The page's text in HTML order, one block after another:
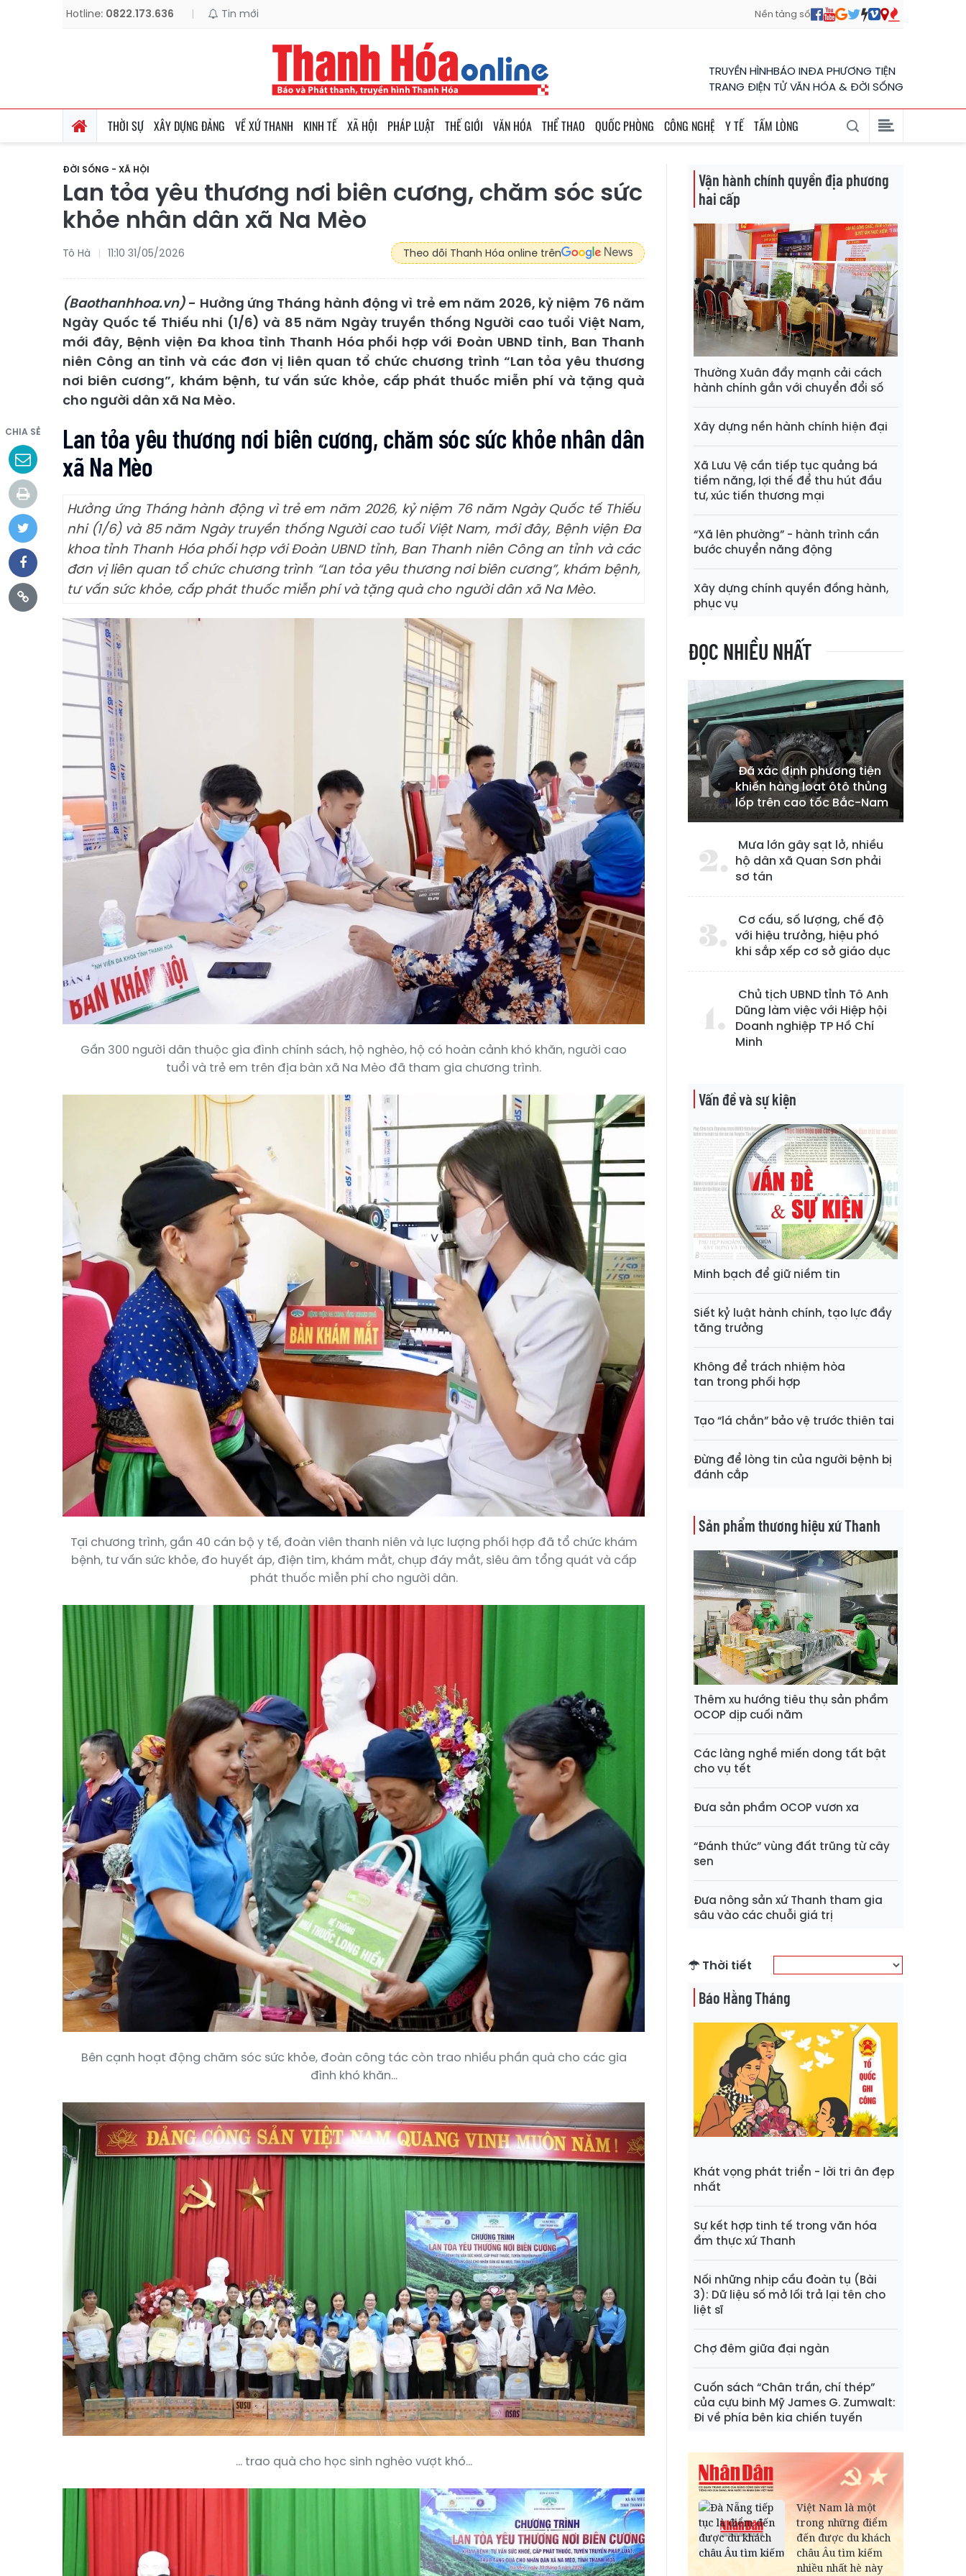
Hotline: 0822.173.636 | Tin mới Nền tảng số
TRUYỀN HÌNHBÁO INĐA PHƯƠNG TIỆN
TRANG ĐIỆN TỬ VĂN HÓA & ĐỜI SỐNG
THỜI SỰ XÂY DỰNG ĐẢNG VỀ XỨ THANH KINH TẾ XÃ HỘI PHÁP LUẬT THẾ GIỚI VĂN HÓA THỂ THAO QUỐC PHÒNG CÔNG NGHỆ Y TẾ TẤM LÒNG
ĐỜI SỐNG - XÃ HỘI
Lan tỏa yêu thương nơi biên cương, chăm sóc sức
khỏe nhân dân xã Na Mèo
Tô Hà 11:10 31/05/2026 Theo dõi Thanh Hóa online trên
(Baothanhhoa.vn) - Hưởng ứng Tháng hành động vì trẻ em năm 2026, kỷ niệm 76 năm
Ngày Quốc tế Thiếu nhi (1/6) và 85 năm Ngày truyền thống Người cao tuổi Việt Nam,
mới đây, Bệnh viện Đa khoa tỉnh Thanh Hóa phối hợp với Đoàn UBND tỉnh, Ban Thanh
niên Công an tỉnh và các đơn vị liên quan tổ chức chương trình “Lan tỏa yêu thương
nơi biên cương”, khám bệnh, tư vấn sức khỏe, cấp phát thuốc miễn phí và tặng quà
cho người dân xã Na Mèo.
CHIA SẺ
Lan tỏa yêu thương nơi biên cương, chăm sóc sức khỏe nhân dân
xã Na Mèo
Hưởng ứng Tháng hành động vì trẻ em năm 2026, kỷ niệm 76 năm Ngày Quốc tế Thiếu
nhi (1/6) và 85 năm Ngày truyền thống Người cao tuổi Việt Nam, mới đây, Bệnh viện Đa
khoa tỉnh Thanh Hóa phối hợp với Đoàn UBND tỉnh, Ban Thanh niên Công an tỉnh và các
đơn vị liên quan tổ chức chương trình “Lan tỏa yêu thương nơi biên cương”, khám bệnh,
tư vấn sức khỏe, cấp phát thuốc miễn phí và tặng quà cho người dân xã Na Mèo.
Gần 300 người dân thuộc gia đình chính sách, hộ nghèo, hộ có hoàn cảnh khó khăn, người cao
tuổi và trẻ em trên địa bàn xã Na Mèo đã tham gia chương trình.
Tại chương trình, gần 40 cán bộ y tế, đoàn viên thanh niên và lực lượng phối hợp đã tổ chức khám
bệnh, tư vấn sức khỏe, đo huyết áp, điện tim, khám mắt, chụp đáy mắt, siêu âm tổng quát và cấp
phát thuốc miễn phí cho người dân.
Bên cạnh hoạt động chăm sóc sức khỏe, đoàn công tác còn trao nhiều phần quà cho các gia
đình khó khăn...
... trao quà cho học sinh nghèo vượt khó...
Vận hành chính quyền địa phương
hai cấp
Thường Xuân đẩy mạnh cải cách
hành chính gắn với chuyển đổi số
Xây dựng nền hành chính hiện đại
Xã Lưu Vệ cần tiếp tục quảng bá
tiềm năng, lợi thế để thu hút đầu
tư, xúc tiến thương mại
“Xã lên phường” - hành trình cần
bước chuyển năng động
Xây dựng chính quyền đồng hành,
phục vụ
ĐỌC NHIỀU NHẤT
Đã xác định phương tiện
khiến hàng loạt ôtô thủng
lốp trên cao tốc Bắc-Nam
Mưa lớn gây sạt lở, nhiều
hộ dân xã Quan Sơn phải
sơ tán
Cơ cấu, số lượng, chế độ
với hiệu trưởng, hiệu phó
khi sắp xếp cơ sở giáo dục
Chủ tịch UBND tỉnh Tô Anh
Dũng làm việc với Hiệp hội
Doanh nghiệp TP Hồ Chí
Minh
Vấn đề và sự kiện
Minh bạch để giữ niềm tin
Siết kỷ luật hành chính, tạo lực đẩy
tăng trưởng
Không để trách nhiệm hòa
tan trong phối hợp
Tạo “lá chắn” bảo vệ trước thiên tai
Đừng để lòng tin của người bệnh bị
đánh cắp
Sản phẩm thương hiệu xứ Thanh
Thêm xu hướng tiêu thụ sản phẩm
OCOP dịp cuối năm
Các làng nghề miến dong tất bật
cho vụ tết
Đưa sản phẩm OCOP vươn xa
“Đánh thức” vùng đất trũng từ cây
sen
Đưa nông sản xứ Thanh tham gia
sâu vào các chuỗi giá trị
Thời tiết
Báo Hằng Tháng
Khát vọng phát triển - lời tri ân đẹp
nhất
Sự kết hợp tinh tế trong văn hóa
ẩm thực xứ Thanh
Nối những nhịp cầu đoàn tụ (Bài
3): Dữ liệu số mở lối trả lại tên cho
liệt sĩ
Chợ đêm giữa đại ngàn
Cuốn sách “Chân trần, chí thép”
của cựu binh Mỹ James G. Zumwalt:
Đi về phía bên kia chiến tuyến